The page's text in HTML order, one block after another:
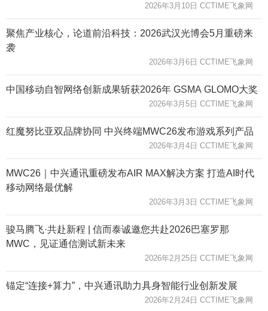
2026年3月10日 CCTIME飞象网
聚焦产业核心，论道前沿科技：2026武汉光博会5月重磅来
袭
2026年3月6日 CCTIME飞象网
中国移动自智网络创新成果斩获2026年 GSMA GLOMO大奖
2026年3月5日 CCTIME飞象网
红魔努比亚双品牌协同 中兴终端MWC26发布游戏系列产品
2026年3月4日 CCTIME飞象网
MWC26｜中兴通讯重磅发布AIR MAX解决方案 打造AI时代
移动网络最优解
2026年3月3日 CCTIME飞象网
骏马腾飞·共赴新程 | 信而泰诚邀您共赴2026巴塞罗那
MWC，见证通信测试新未来
2026年2月25日 CCTIME飞象网
锚定“连接+算力”，中兴通讯助力具身智能行业创新发展
2026年2月24日 CCTIME飞象网